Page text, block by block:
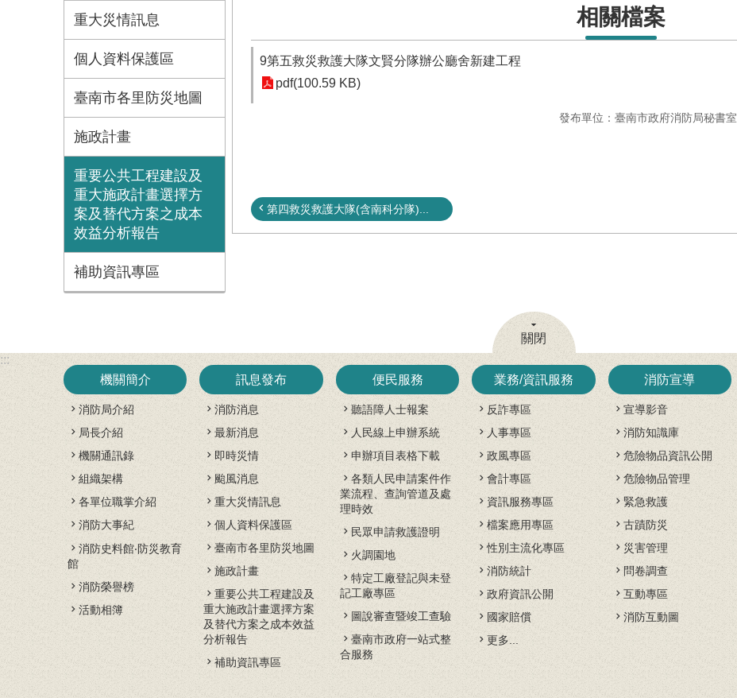
重大災情訊息
個人資料保護區
臺南市各里防災地圖
施政計畫
重要公共工程建設及
重大施政計畫選擇方
案及替代方案之成本
效益分析報告
補助資訊專區
相關檔案
9第五救災救護大隊文賢分隊辦公廳舍新建工程
pdf(100.59 KB)
發布單位：臺南市政府消防局秘書室
第四救災救護大隊(含南科分隊)...
關閉
:::
機關簡介
消防局介紹
局長介紹
機關通訊錄
組織架構
各單位職掌介紹
消防大事紀
消防史料館‧防災教育
館
消防榮譽榜
活動相簿
訊息發布
消防消息
最新消息
即時災情
颱風消息
重大災情訊息
個人資料保護區
臺南市各里防災地圖
施政計畫
重要公共工程建設及
重大施政計畫選擇方案
及替代方案之成本效益
分析報告
補助資訊專區
便民服務
聽語障人士報案
人民線上申辦系統
申辦項目表格下載
各類人民申請案件作
業流程、查詢管道及處
理時效
民眾申請救護證明
火調園地
特定工廠登記與未登
記工廠專區
圖說審查暨竣工查驗
臺南市政府一站式整
合服務
業務/資訊服務
反詐專區
人事專區
政風專區
會計專區
資訊服務專區
檔案應用專區
性別主流化專區
消防統計
政府資訊公開
國家賠償
更多...
消防宣導
宣導影音
消防知識庫
危險物品資訊公開
危險物品管理
緊急救護
古蹟防災
災害管理
問卷調查
互動專區
消防互動圖